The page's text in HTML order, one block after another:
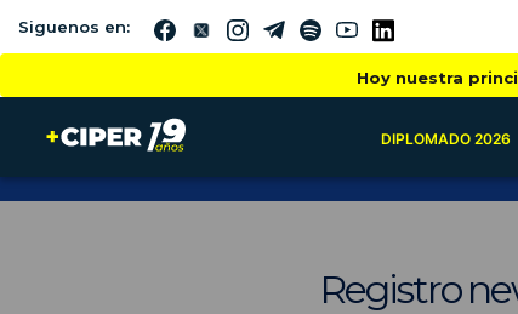
Siguenos en:
Hoy nuestra
DIPLOMADO 2026
Registro